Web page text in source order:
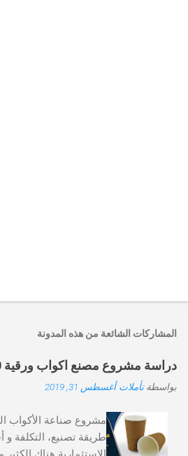
المشاركات الشائعة من هذه المدونة
دراسة مشروع مصنع اكواب ورقية 2020
بواسطةتأملات أغسطس 31, 2019
طريقة تصنيع، التكلفة